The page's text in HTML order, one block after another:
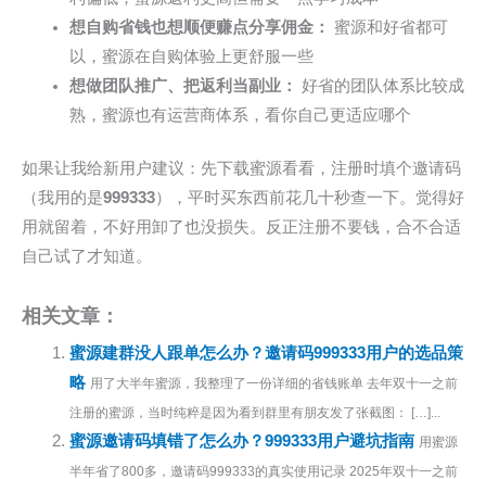
想自购省钱也想顺便赚点分享佣金：
蜜源和好省都可
以，蜜源在自购体验上更舒服一些
想做团队推广、把返利当副业：
好省的团队体系比较成
熟，蜜源也有运营商体系，看你自己更适应哪个
如果让我给新用户建议：先下载蜜源看看，注册时填个邀请码
（我用的是999333），平时买东西前花几十秒查一下。觉得好
用就留着，不好用卸了也没损失。反正注册不要钱，合不合适
自己试了才知道。
相关文章：
蜜源建群没人跟单怎么办？邀请码999333用户的选品策
略 用了大半年蜜源，我整理了一份详细的省钱账单 去年双十一之前
注册的蜜源，当时纯粹是因为看到群里有朋友发了张截图： […]...
蜜源邀请码填错了怎么办？999333用户避坑指南 用蜜源
半年省了800多，邀请码999333的真实使用记录 2025年双十一之前